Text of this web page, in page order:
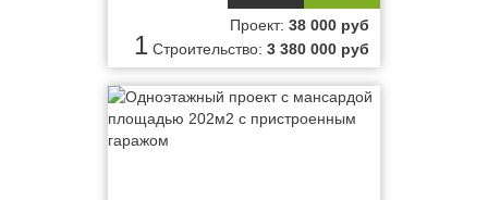
1
Проект: 38 000 руб
Строительство: 3 380 000 руб